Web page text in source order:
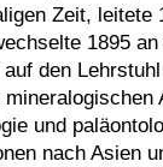
Zeit,
1895
den
und
nach Asien